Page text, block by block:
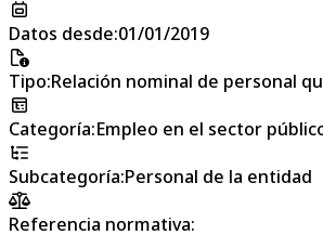
Datos desde:01/01/2019
Tipo:Relación nominal de personal
Categoría:Empleo en el sector
Subcategoría:Personal de la entidad
Referencia normativa: